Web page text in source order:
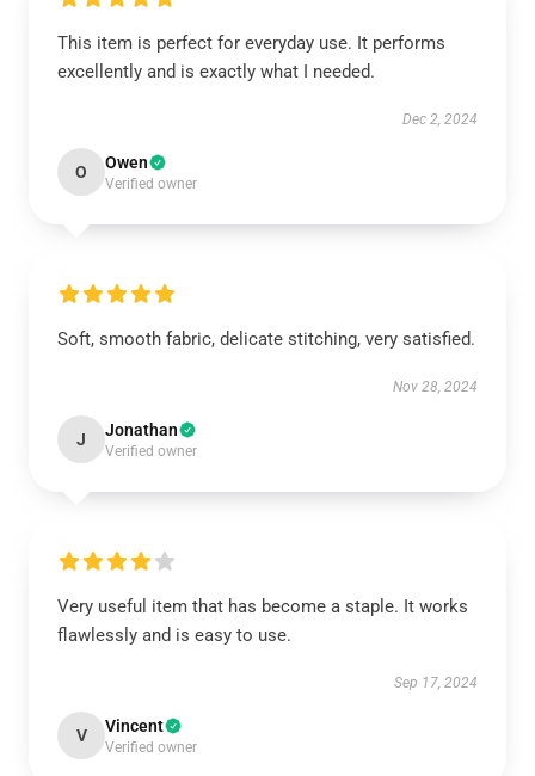
This item is perfect for everyday use. It performs
excellently and is exactly what I needed.
Dec 2, 2024
O Owen
Verified owner
Soft, smooth fabric, delicate stitching, very satisfied.
Nov 28, 2024
J Jonathan
Verified owner
Very useful item that has become a staple. It works
flawlessly and is easy to use.
Sep 17, 2024
V Vincent
Verified owner